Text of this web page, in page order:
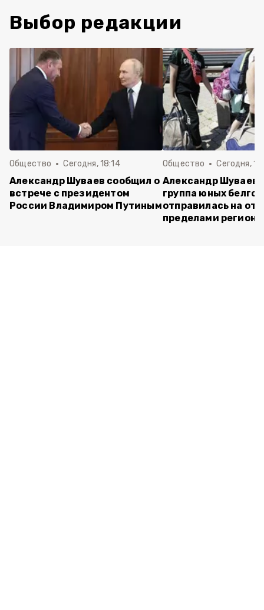
Выбор редакции
Общество Сегодня, 18:14
Александр Шуваев сообщил о
встрече с президентом
России Владимиром Путиным
Общество Сегодня,
Александр Шуваев:
группа юных
отправилась на
пределами региона